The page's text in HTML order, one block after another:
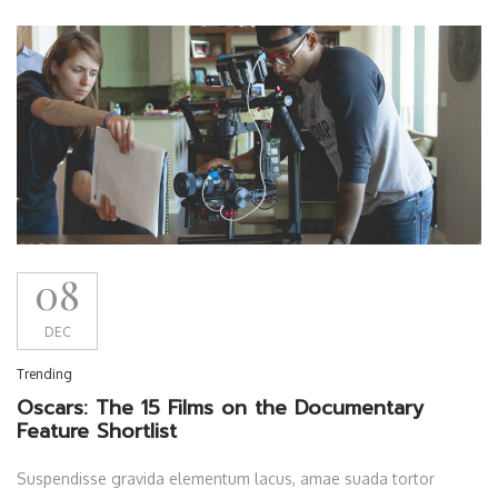
08
DEC
Trending
Oscars: The 15 Films on the Documentary
Feature Shortlist
Suspendisse gravida elementum lacus, amae suada tortor